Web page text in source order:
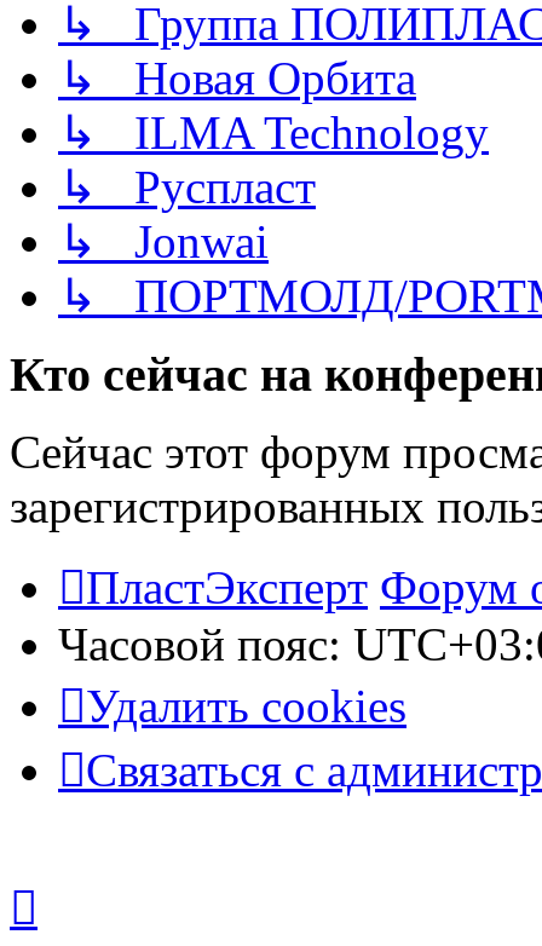
↳ Группа
↳ Новая Орбита
↳ ILMA Technology
↳ Руспласт
↳ Jonwai
↳ ПОРТМОЛД/
Кто сейчас на
Сейчас этот форум
зарегистрированных
ПластЭксперт Форум
Часовой пояс:
Удалить cookies
Связаться с